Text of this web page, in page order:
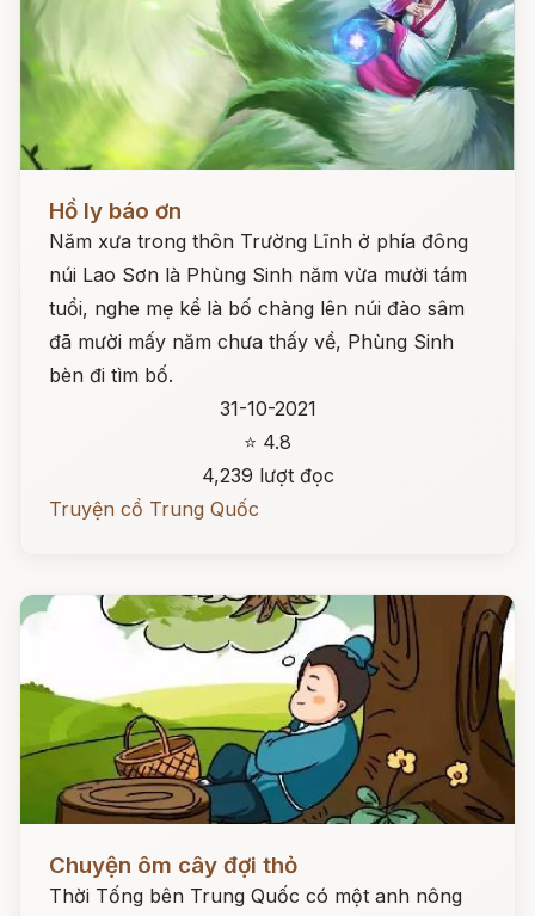
Đọc ngay
Hồ ly báo ơn
Năm xưa trong thôn Trường Lĩnh ở phía đông
núi Lao Sơn là Phùng Sinh năm vừa mười tám
tuổi, nghe mẹ kể là bố chàng lên núi đào sâm
đã mười mấy năm chưa thấy về, Phùng Sinh
bèn đi tìm bố.
31-10-2021
⭐ 4.8
4,239 lượt đọc
Truyện cổ Trung Quốc
Chuyện ôm cây đợi thỏ
Thời Tống bên Trung Quốc có một anh nông